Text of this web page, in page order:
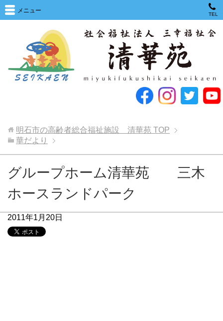
メニュー
TEL
明石市の高齢者総合福祉施設 清華苑 TOP
華だより
グループホーム清華苑 三木
ホースランドパーク
2011年1月20日